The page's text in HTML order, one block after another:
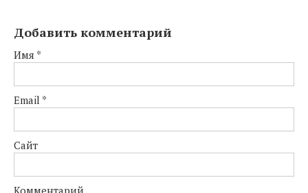
Добавить комментарий
Имя *
Email *
Сайт